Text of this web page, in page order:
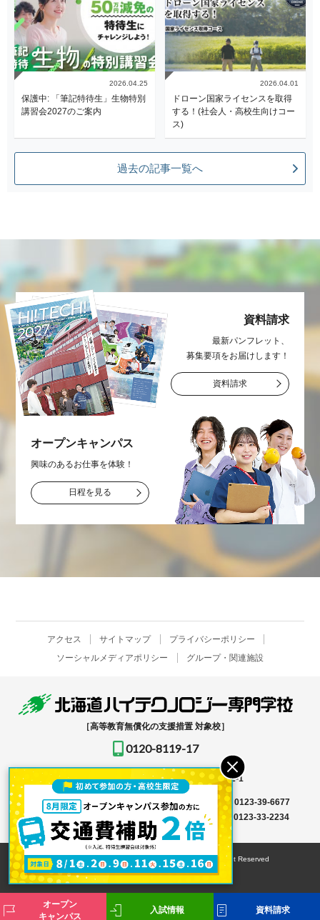
2026.04.25
保護中: 「筆記特待生」生物特別
講習会2027のご案内
2026.04.01
ドローン国家ライセンスを取得
する！(社会人・高校生向けコー
ス)
過去の記事一覧へ
資料請求
最新パンフレット、
募集要項をお届け します！
資料請求
オープンキャンパス
興味のあるお仕事を体験！
日程を見る
アクセス サイトマップ
プライバシーポリシー
ソーシャルメディアポリシー
グループ・関連施設
［高等教育無償化の支援措置 対象校］
0120-8119-17
〒061-1396北海道恵庭市恵み野北2-12-1
入学事務局はこちら → TEL0123-39-6666
FAX 0123-39-6677
その他はこちら →
0123-36-8119FAX 0123-33-2234
© HOKKAIDO HIGH-TECHNOLOGY COLLEGE All Right Reserved
オープン
キャンパス
入試情報 資料請求